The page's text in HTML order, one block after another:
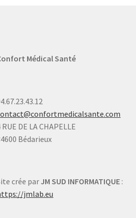
Médical Santé
RUE DE LA CHAPELLE
Bédarieux
crée par JM SUD INFORMATIQUE :
jmlab.eu